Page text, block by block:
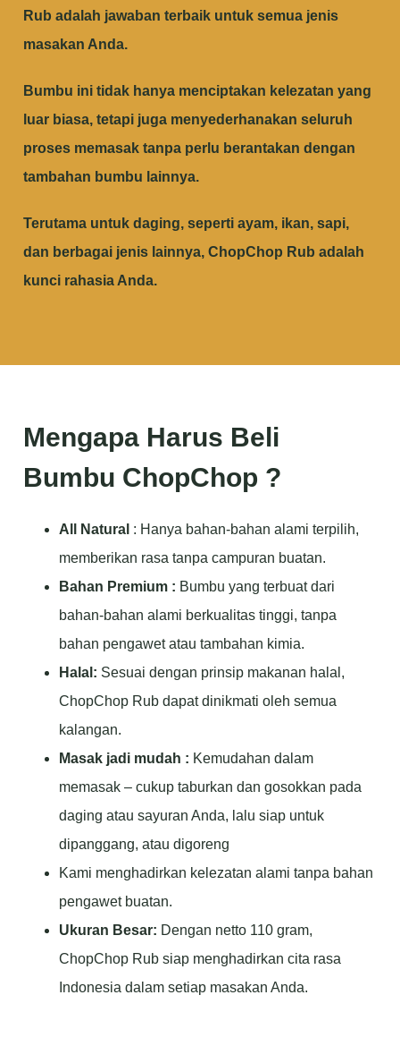
Rub adalah jawaban terbaik untuk semua jenis
masakan Anda.
Bumbu ini tidak hanya menciptakan kelezatan yang
luar biasa, tetapi juga menyederhanakan seluruh
proses memasak tanpa perlu berantakan dengan
tambahan bumbu lainnya.
Terutama untuk daging, seperti ayam, ikan, sapi,
dan berbagai jenis lainnya, ChopChop Rub adalah
kunci rahasia Anda.
Mengapa Harus Beli
Bumbu ChopChop ?
All Natural : Hanya bahan-bahan alami terpilih,
memberikan rasa tanpa campuran buatan.
Bahan Premium : Bumbu yang terbuat dari
bahan-bahan alami berkualitas tinggi, tanpa
bahan pengawet atau tambahan kimia.
Halal: Sesuai dengan prinsip makanan halal,
ChopChop Rub dapat dinikmati oleh semua
kalangan.
Masak jadi mudah : Kemudahan dalam
memasak – cukup taburkan dan gosokkan pada
daging atau sayuran Anda, lalu siap untuk
dipanggang, atau digoreng
Kami menghadirkan kelezatan alami tanpa bahan
pengawet buatan.
Ukuran Besar: Dengan netto 110 gram,
ChopChop Rub siap menghadirkan cita rasa
Indonesia dalam setiap masakan Anda.